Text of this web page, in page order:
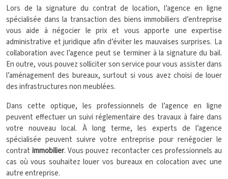
Lors de la signature du contrat de location, l’agence en ligne
spécialisée dans la transaction des biens immobiliers d’entreprise
vous aide à négocier le prix et vous apporte une expertise
administrative et juridique afin d’éviter les mauvaises surprises. La
collaboration avec l’agence peut se terminer à la signature du bail.
En outre, vous pouvez solliciter son service pour vous assister dans
l’aménagement des bureaux, surtout si vous avez choisi de louer
des infrastructures non meublées.
Dans cette optique, les professionnels de l’agence en ligne
peuvent effectuer un suivi réglementaire des travaux à faire dans
votre nouveau local. À long terme, les experts de l’agence
spécialisée peuvent suivre votre entreprise pour renégocier le
contratimmobilier. Vous pouvez recontacter ces professionnels au
cas où vous souhaitez louer vos bureaux en colocation avec une
autre entreprise.